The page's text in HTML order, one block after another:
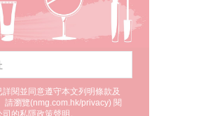
詳閱並同意遵守本文列明條款及
請瀏覽(nmg.com.hk/privacy) 閱
的私隱政策聲明。